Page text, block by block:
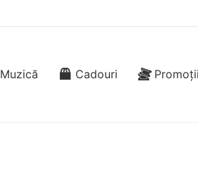
Muzică Cadouri Promoții